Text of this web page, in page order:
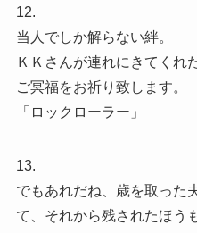
12.
当人でしか解らない絆。
ＫＫさんが連れにきてくれ
ご冥福をお祈り致します。
「ロックローラー」
13.
でもあれだね、歳を取った
て、それから残されたほう